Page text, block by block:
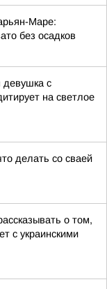
Маре:
без осадков
с
на светлое
делать со сваей
о том,
с украинскими